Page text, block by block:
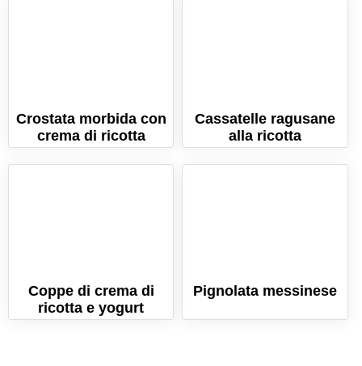
Crostata morbida con
crema di ricotta
Cassatelle ragusane
alla ricotta
Coppe di crema di
ricotta e yogurt
Pignolata messinese